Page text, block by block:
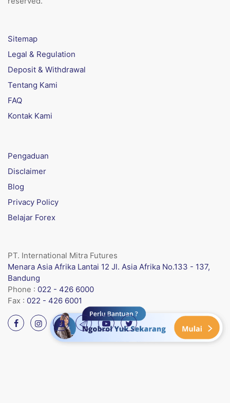
Sitemap
Legal & Regulation
Deposit & Withdrawal
Tentang Kami
FAQ
Kontak Kami
Pengaduan
Disclaimer
Blog
Privacy Policy
Belajar Forex
PT. International Mitra Futures
Menara Asia Afrika Lantai 12 Jl. Asia Afrika No.133 - 137,
Bandung
Phone : 022 - 426 6000
Fax : 022 - 426 6001